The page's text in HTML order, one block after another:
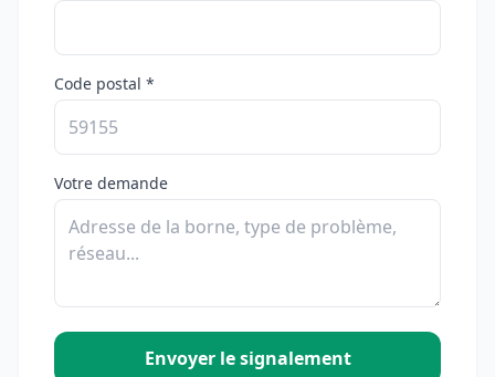
Code postal *
Votre demande
Envoyer le signalement